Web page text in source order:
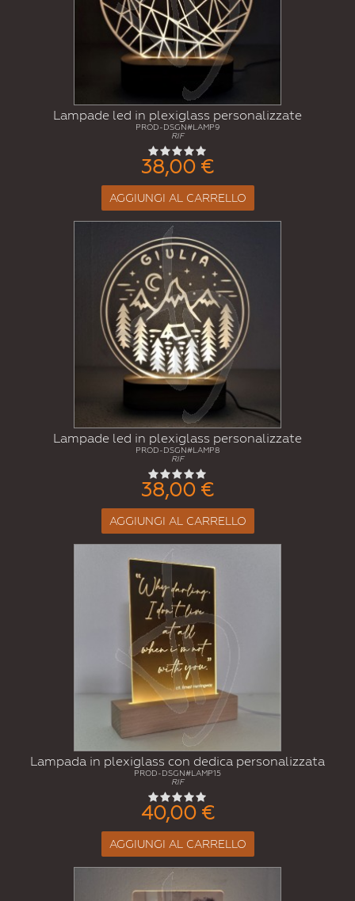
Lampade led in plexiglass personalizzate
PROD-DSGN#LAMP9
RIF
38,00 €
AGGIUNGI AL CARRELLO
Lampade led in plexiglass personalizzate
PROD-DSGN#LAMP8
RIF
38,00 €
AGGIUNGI AL CARRELLO
Lampada in plexiglass con dedica personalizzata
PROD-DSGN#LAMP15
RIF
40,00 €
AGGIUNGI AL CARRELLO